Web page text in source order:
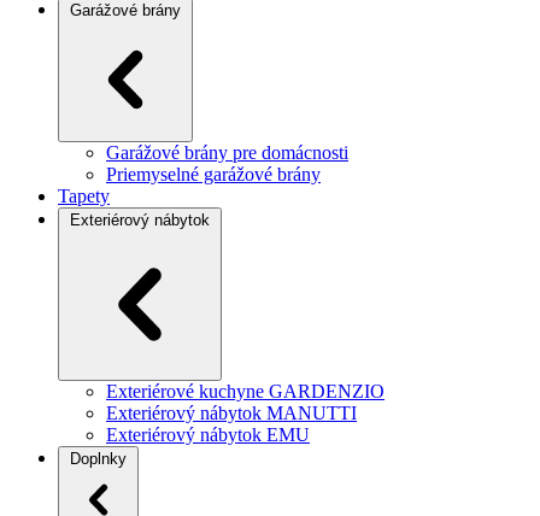
Garážové brány
Garážové brány pre domácnosti
Priemyselné garážové brány
Tapety
Exteriérový nábytok
Exteriérové kuchyne GARDENZIO
Exteriérový nábytok MANUTTI
Exteriérový nábytok EMU
Doplnky